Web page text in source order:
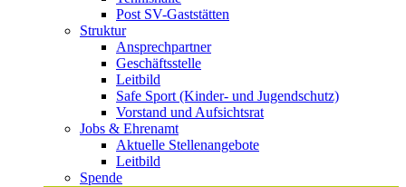
Post SV-Gaststätten
Struktur
Ansprechpartner
Geschäftsstelle
Leitbild
Safe Sport (Kinder- und Jugendschutz)
Vorstand und Aufsichtsrat
Jobs & Ehrenamt
Aktuelle Stellenangebote
Leitbild
Spende